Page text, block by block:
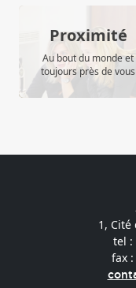
Proximité
Au bout du monde et
toujours près de vous
1, Cité
tel :
fax :